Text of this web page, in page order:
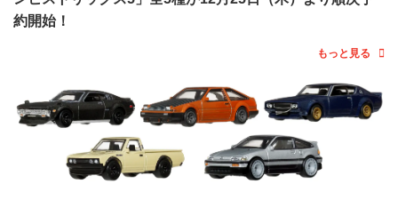
約開始！
もっと見る